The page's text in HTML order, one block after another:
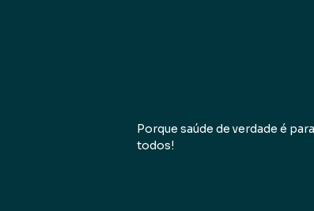
Porque saúde de verdade é para
todos!